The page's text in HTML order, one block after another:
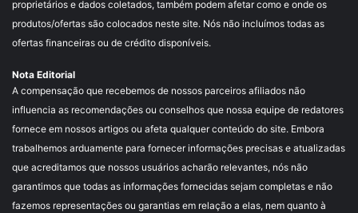
proprietários e dados coletados, também podem afetar como e onde os
produtos/ofertas são colocados neste site. Nós não incluímos todas as
ofertas financeiras ou de crédito disponíveis.
Nota Editorial
A compensação que recebemos de nossos parceiros afiliados não
influencia as recomendações ou conselhos que nossa equipe de redatores
fornece em nossos artigos ou afeta qualquer conteúdo do site. Embora
trabalhemos arduamente para fornecer informações precisas e atualizadas
que acreditamos que nossos usuários acharão relevantes, nós não
garantimos que todas as informações fornecidas sejam completas e não
fazemos representações ou garantias em relação a elas, nem quanto à